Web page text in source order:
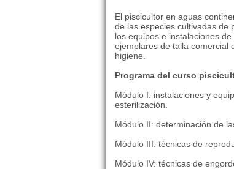
El piscicultor en aguas
de las especies cultivadas de
los equipos e instalaciones
ejemplares de talla comercial
higiene.
Programa del curso
Módulo I: instalaciones y
esterilización.
Módulo II: determinación de
Módulo III: técnicas de
Módulo IV: técnicas de